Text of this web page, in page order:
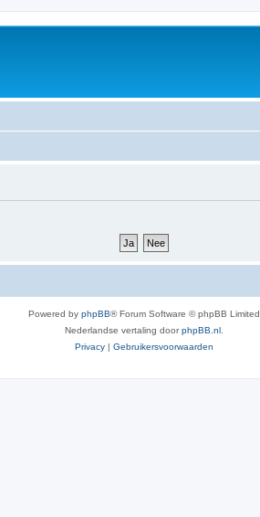
Powered by phpBB® Forum Software © phpBB Limited
Nederlandse vertaling doorphpBB.nl
Privacy | Gebruikersvoorwaarden